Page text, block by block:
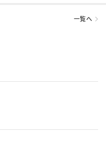
一覧へ